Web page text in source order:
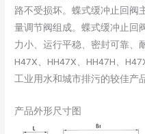
路不受损坏。蝶式缓冲止回阀
量调节阀组成。蝶式缓冲止回
力小、运行平稳、密封可靠、
H47X、HH47X、HH47H、
工业用水和城市排污的较佳产
产品外形尺寸图